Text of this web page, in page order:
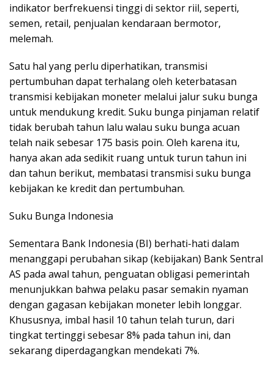
indikator berfrekuensi tinggi di sektor riil, seperti,
semen, retail, penjualan kendaraan bermotor,
melemah.
Satu hal yang perlu diperhatikan, transmisi
pertumbuhan dapat terhalang oleh keterbatasan
transmisi kebijakan moneter melalui jalur suku bunga
untuk mendukung kredit. Suku bunga pinjaman relatif
tidak berubah tahun lalu walau suku bunga acuan
telah naik sebesar 175 basis poin. Oleh karena itu,
hanya akan ada sedikit ruang untuk turun tahun ini
dan tahun berikut, membatasi transmisi suku bunga
kebijakan ke kredit dan pertumbuhan.
Suku Bunga Indonesia
Sementara Bank Indonesia (BI) berhati-hati dalam
menanggapi perubahan sikap (kebijakan) Bank Sentral
AS pada awal tahun, penguatan obligasi pemerintah
menunjukkan bahwa pelaku pasar semakin nyaman
dengan gagasan kebijakan moneter lebih longgar.
Khususnya, imbal hasil 10 tahun telah turun, dari
tingkat tertinggi sebesar 8% pada tahun ini, dan
sekarang diperdagangkan mendekati 7%.